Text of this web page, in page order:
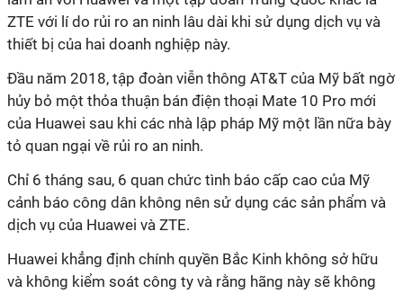
ZTE với lí do rủi ro an ninh lâu dài khi sử dụng dịch vụ và
thiết bị của hai doanh nghiệp này.
Đầu năm 2018, tập đoàn viễn thông AT&T của Mỹ bất ngờ
hủy bỏ một thỏa thuận bán điện thoại Mate 10 Pro mới
của Huawei sau khi các nhà lập pháp Mỹ một lần nữa bày
tỏ quan ngại về rủi ro an ninh.
Chỉ 6 tháng sau, 6 quan chức tình báo cấp cao của Mỹ
cảnh báo công dân không nên sử dụng các sản phẩm và
dịch vụ của Huawei và ZTE.
Huawei khẳng định chính quyền Bắc Kinh không sở hữu
và không kiểm soát công ty và rằng hãng này sẽ không